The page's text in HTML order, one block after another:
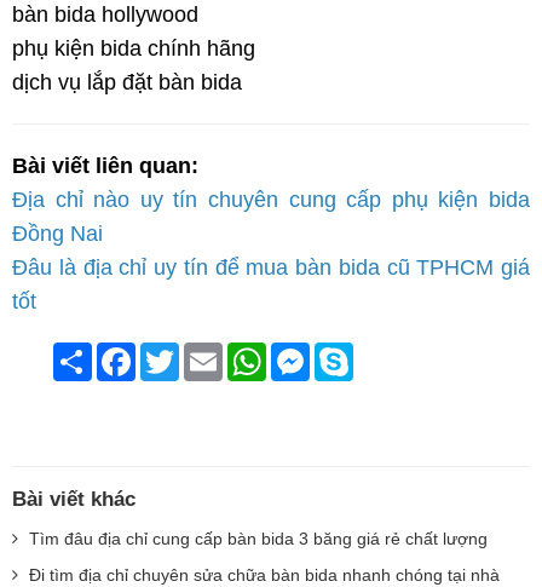
bàn bida hollywood
phụ kiện bida chính hãng
dịch vụ lắp đặt bàn bida
Bài viết liên quan:
Địa chỉ nào uy tín chuyên cung cấp phụ kiện bida
Đồng Nai
Đâu là địa chỉ uy tín để mua bàn bida cũ TPHCM giá
tốt
Chia
sẻ
Facebook
TwitterEmail WhatsAppMessenger
Bài viết khác
Tìm đâu địa chỉ cung cấp bàn bida 3 băng giá rẻ chất lượng
Đi tìm địa chỉ chuyên sửa chữa bàn bida nhanh chóng tại nhà